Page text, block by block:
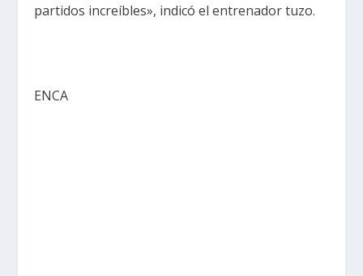
partidos increíbles», indicó el entrenador tuzo.
ENCA